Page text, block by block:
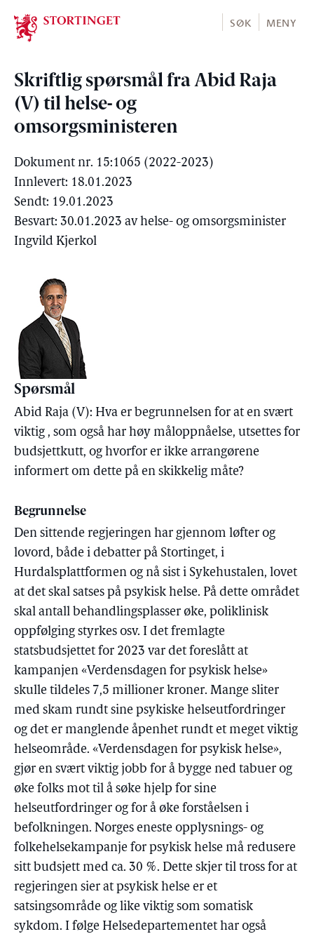
Stortinget.no
SØK MENY
Skriftlig spørsmål fra Abid Raja
(V) til helse- og
omsorgsministeren
Dokument nr. 15:1065 (2022-2023)
Innlevert: 18.01.2023
Sendt: 19.01.2023
Besvart: 30.01.2023 av helse- og omsorgsminister
Ingvild Kjerkol
Spørsmål
Abid Raja (V): Hva er begrunnelsen for at en svært
viktig , som også har høy måloppnåelse, utsettes for
budsjettkutt, og hvorfor er ikke arrangørene
informert om dette på en skikkelig måte?
Begrunnelse
Den sittende regjeringen har gjennom løfter og
lovord, både i debatter på Stortinget, i
Hurdalsplattformen og nå sist i Sykehustalen, lovet
at det skal satses på psykisk helse. På dette området
skal antall behandlingsplasser øke, poliklinisk
oppfølging styrkes osv. I det fremlagte
statsbudsjettet for 2023 var det foreslått at
kampanjen «Verdensdagen for psykisk helse»
skulle tildeles 7,5 millioner kroner. Mange sliter
med skam rundt sine psykiske helseutfordringer
og det er manglende åpenhet rundt et meget viktig
helseområde. «Verdensdagen for psykisk helse»,
gjør en svært viktig jobb for å bygge ned tabuer og
øke folks mot til å søke hjelp for sine
helseutfordringer og for å øke forståelsen i
befolkningen. Norges eneste opplysnings- og
folkehelsekampanje for psykisk helse må redusere
sitt budsjett med ca. 30 %. Dette skjer til tross for at
regjeringen sier at psykisk helse er et
satsingsområde og like viktig som somatisk
sykdom. I følge Helsedepartementet har også